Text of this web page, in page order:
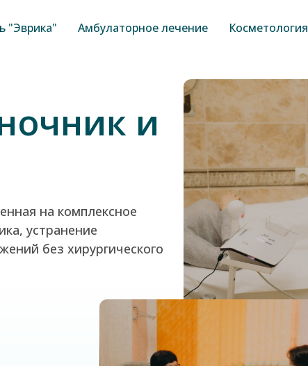
"Эврика" Амбулаторное лечение Косметология
и
хирургического